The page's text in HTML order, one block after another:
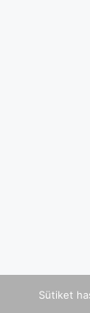
Sütiket